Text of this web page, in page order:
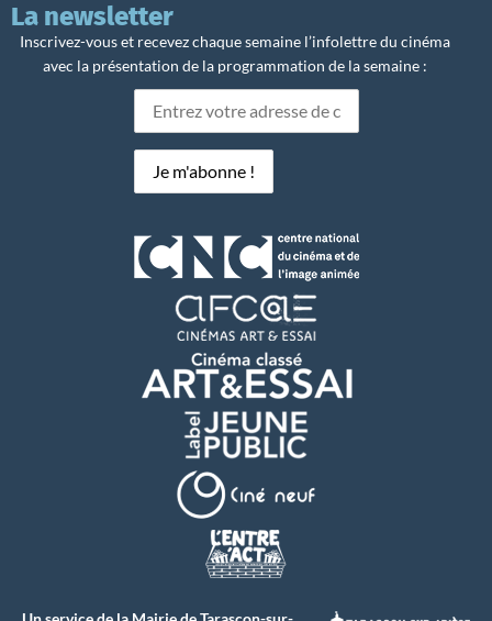
La newsletter
Inscrivez-vous et recevez chaque semaine l’infolettre du cinéma
avec la présentation de la programmation de la semaine :